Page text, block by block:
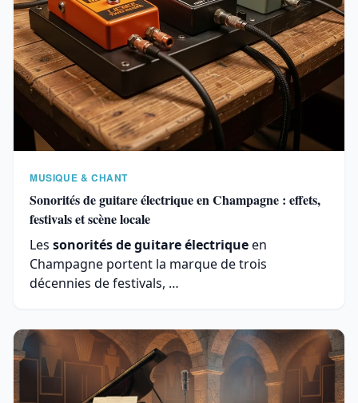
MUSIQUE & CHANT
Sonorités de guitare électrique en Champagne : effets,
festivals et scène locale
Les sonorités de guitare électriqueen
Champagne portent la marque de trois
décennies de festivals, …